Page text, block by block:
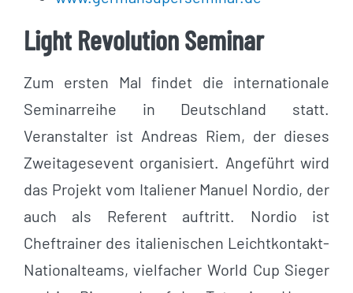
Light Revolution Seminar
Zum ersten Mal findet die internationale
Seminarreihe in Deutschland statt.
Veranstalter ist Andreas Riem, der dieses
Zweitagesevent organisiert. Angeführt wird
das Projekt vom Italiener Manuel Nordio, der
auch als Referent auftritt. Nordio ist
Cheftrainer des italienischen Leichtkontakt-
Nationalteams, vielfacher World Cup Sieger